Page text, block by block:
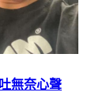
無奈心聲